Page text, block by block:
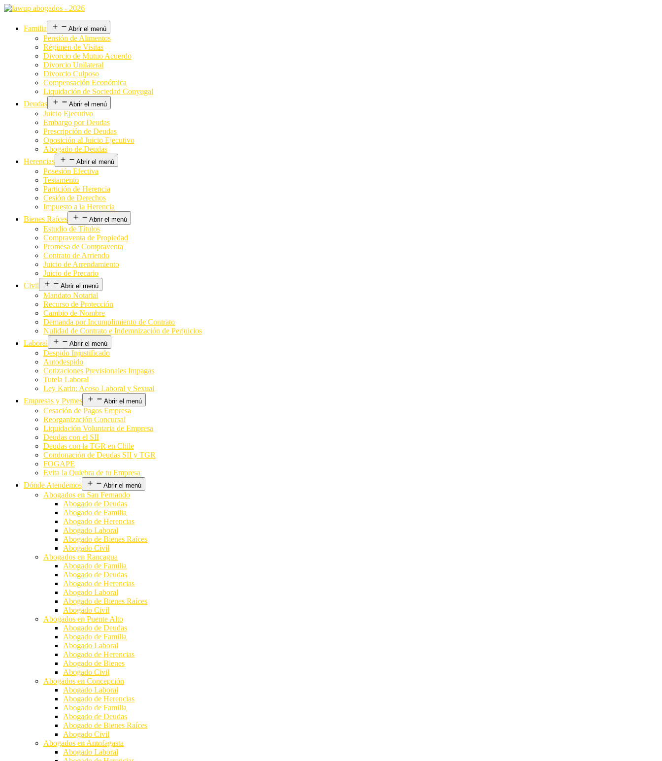
Familia Abrir el menú
Pensión de Alimentos
Régimen de Visitas
Divorcio de Mutuo Acuerdo
Divorcio Unilateral
Divorcio Culposo
Compensación Económica
Liquidación de Sociedad Conyugal
Deudas
Abrir el menú
Juicio Ejecutivo
Embargo por Deudas
Prescripción de Deudas
Oposición al Juicio Ejecutivo
Abogado de Deudas
Herencias
Abrir el menú
Posesión Efectiva
Testamento
Partición de Herencia
Cesión de Derechos
Impuesto a la Herencia
Bienes Raíces
Abrir el menú
Estudio de Títulos
Compraventa de Propiedad
Promesa de Compraventa
Contrato de Arriendo
Juicio de Arrendamiento
Juicio de Precario
Civil
Abrir el menú
Mandato Notarial
Recurso de Protección
Cambio de Nombre
Demanda por Incumplimiento de Contrato
Nulidad de Contrato e Indemnización de Perjuicios
Laboral
Abrir el menú
Despido Injustificado
Autodespido
Cotizaciones Previsionales Impagas
Tutela Laboral
Ley Karin: Acoso Laboral y Sexual
Empresas y Pymes
Abrir el menú
Cesación de Pagos Empresa
Reorganización Concursal
Liquidación Voluntaria de Empresa
Deudas con el SII
Deudas con la TGR en Chile
Condonación de Deudas SII y TGR
FOGAPE
Evita la Quiebra de tu Empresa
Dónde Atendemos
Abrir el menú
Abogados en San Fernando
Abogado de Deudas
Abogado de Familia
Abogado de Herencias
Abogado Laboral
Abogado de Bienes Raíces
Abogado Civil
Abogados en Rancagua
Abogado de Familia
Abogado de Deudas
Abogado de Herencias
Abogado Laboral
Abogado de Bienes Raíces
Abogado Civil
Abogados en Puente Alto
Abogado de Deudas
Abogado de Familia
Abogado Laboral
Abogado de Herencias
Abogado de Bienes
Abogado Civil
Abogados en Concepción
Abogado Laboral
Abogado de Herencias
Abogado de Familia
Abogado de Deudas
Abogado de Bienes Raíces
Abogado Civil
Abogados en Antofagasta
Abogado Laboral